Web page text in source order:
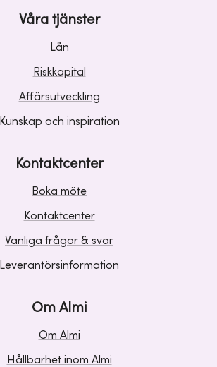
Våra tjänster
Lån
Riskkapital
Affärsutveckling
Kunskap och inspiration
Kontaktcenter
Boka möte
Kontaktcenter
Vanliga frågor & svar
Leverantörsinformation
Om Almi
Om Almi
Hållbarhet inom Almi